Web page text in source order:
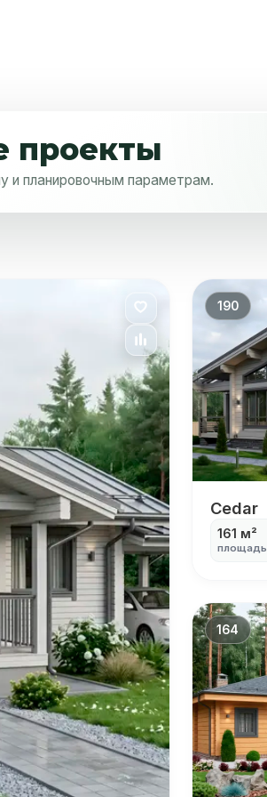
проекты
и планировочным параметрам.
190
Cedar
Cedar
161 м²
площадь
164